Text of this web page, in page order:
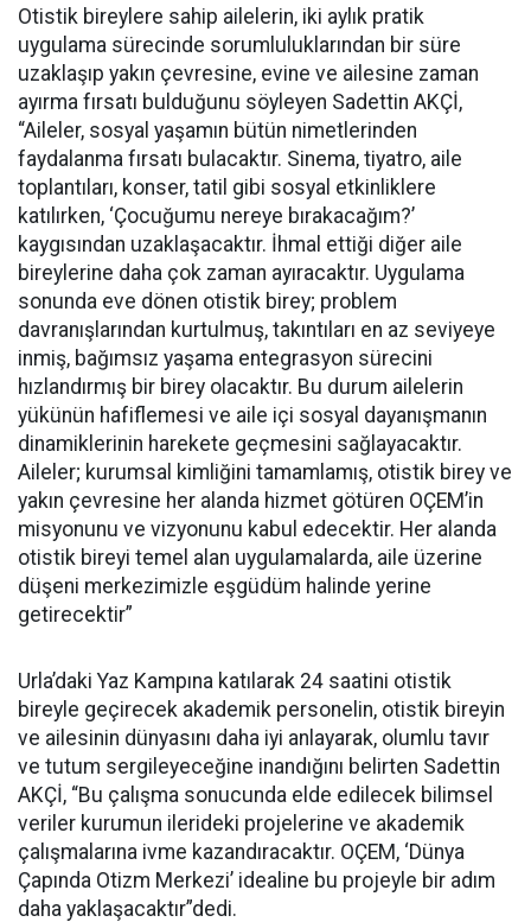
Otistik bireylere sahip ailelerin, iki aylık pratik
uygulama sürecinde sorumluluklarından bir süre
uzaklaşıp yakın çevresine, evine ve ailesine zaman
ayırma fırsatı bulduğunu söyleyen Sadettin AKÇİ,
“Aileler, sosyal yaşamın bütün nimetlerinden
faydalanma fırsatı bulacaktır. Sinema, tiyatro, aile
toplantıları, konser, tatil gibi sosyal etkinliklere
katılırken, ‘Çocuğumu nereye bırakacağım?’
kaygısından uzaklaşacaktır. İhmal ettiği diğer aile
bireylerine daha çok zaman ayıracaktır. Uygulama
sonunda eve dönen otistik birey; problem
davranışlarından kurtulmuş, takıntıları en az seviyeye
inmiş, bağımsız yaşama entegrasyon sürecini
hızlandırmış bir birey olacaktır. Bu durum ailelerin
yükünün hafiflemesi ve aile içi sosyal dayanışmanın
dinamiklerinin harekete geçmesini sağlayacaktır.
Aileler; kurumsal kimliğini tamamlamış, otistik birey ve
yakın çevresine her alanda hizmet götüren OÇEM’in
misyonunu ve vizyonunu kabul edecektir. Her alanda
otistik bireyi temel alan uygulamalarda, aile üzerine
düşeni merkezimizle eşgüdüm halinde yerine
getirecektir”
Urla’daki Yaz Kampına katılarak 24 saatini otistik
bireyle geçirecek akademik personelin, otistik bireyin
ve ailesinin dünyasını daha iyi anlayarak, olumlu tavır
ve tutum sergileyeceğine inandığını belirten Sadettin
AKÇİ, “Bu çalışma sonucunda elde edilecek bilimsel
veriler kurumun ilerideki projelerine ve akademik
çalışmalarına ivme kazandıracaktır. OÇEM, ‘Dünya
Çapında Otizm Merkezi’ idealine bu projeyle bir adım
daha yaklaşacaktır”dedi.